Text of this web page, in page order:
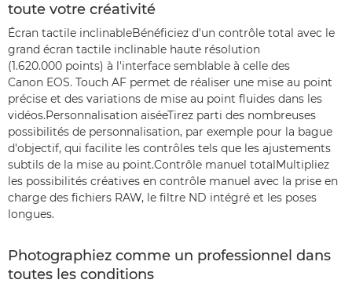
toute votre créativité
Écran tactile inclinableBénéficiez d'un contrôle total avec le
grand écran tactile inclinable haute résolution
(1.620.000 points) à l'interface semblable à celle des
Canon EOS. Touch AF permet de réaliser une mise au point
précise et des variations de mise au point fluides dans les
vidéos.Personnalisation aiséeTirez parti des nombreuses
possibilités de personnalisation, par exemple pour la bague
d'objectif, qui facilite les contrôles tels que les ajustements
subtils de la mise au point.Contrôle manuel totalMultipliez
les possibilités créatives en contrôle manuel avec la prise en
charge des fichiers RAW, le filtre ND intégré et les poses
longues.
Photographiez comme un professionnel dans
toutes les conditions